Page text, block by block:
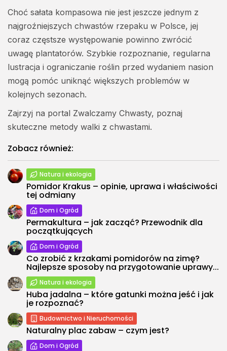
Choć sałata kompasowa nie jest jeszcze jednym z
najgroźniejszych chwastów rzepaku w Polsce, jej
coraz częstsze występowanie powinno zwrócić
uwagę plantatorów. Szybkie rozpoznanie, regularna
lustracja i ograniczanie roślin przed wydaniem nasion
mogą pomóc uniknąć większych problemów w
kolejnych sezonach.
Zajrzyj na portal Zwalczamy Chwasty, poznaj
skuteczne metody walki z chwastami.
Zobacz również:
Natura i ekologia
Pomidor Krakus – opinie, uprawa i właściwości
tej odmiany
Dom i Ogród
Permakultura – jak zacząć? Przewodnik dla
początkujących
Dom i Ogród
Co zrobić z krzakami pomidorów na zimę?
Najlepsze sposoby na przygotowanie uprawy...
Natura i ekologia
Huba jadalna – które gatunki można jeść i jak
je rozpoznać?
Budownictwo i Nieruchomości
Naturalny plac zabaw – czym jest?
Dom i Ogród